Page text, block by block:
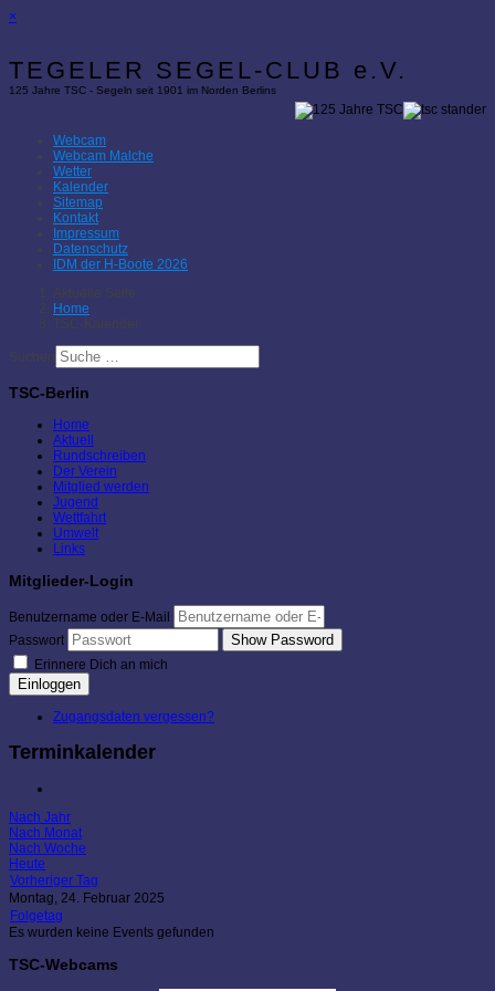
×
TEGELER SEGEL-CLUB e.V.
125 Jahre TSC - Segeln seit 1901 im Norden Berlins
Webcam
Webcam Malche
Wetter
Kalender
Sitemap
Kontakt
Impressum
Datenschutz
IDM der H-Boote 2026
Aktuelle Seite:
Home
TSC-Kalender
Suchen
TSC-Berlin
Home
Aktuell
Rundschreiben
Der Verein
Mitglied werden
Jugend
Wettfahrt
Umwelt
Links
Mitglieder-Login
Benutzername oder E-Mail
Passwort
Show Password
Erinnere Dich an mich
Einloggen
Zugangsdaten vergessen?
Terminkalender
Nach Jahr
Nach Monat
Nach Woche
Heute
Vorheriger Tag
Montag, 24. Februar 2025
Folgetag
Es wurden keine Events gefunden
TSC-Webcams